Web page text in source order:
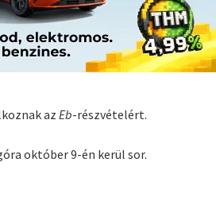
azEb-részvételért.
október 9-én kerül sor.